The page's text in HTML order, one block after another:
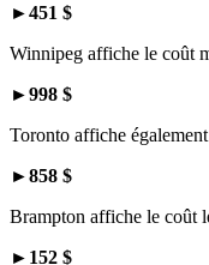
►451 $
Winnipeg affiche le coût
►998 $
Toronto affiche
►858 $
Brampton affiche le coût
► 152 $